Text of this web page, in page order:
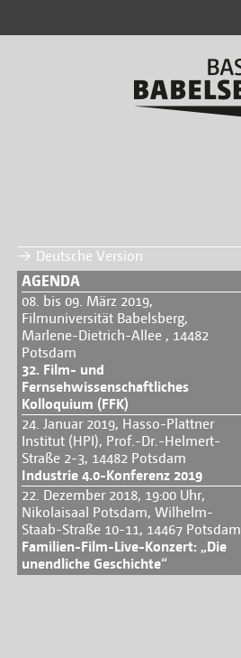
Deutsche Version
AGENDA
08. bis 09. März 2019,
Filmuniversität Babelsberg,
Marlene-Dietrich-Allee , 14482
Potsdam
32. Film- und
Fernsehwissenschaftliches
Kolloquium (FFK)
24. Januar 2019, Hasso-Plattner
Institut (HPI), Prof.-Dr.-Helmert-
Straße 2-3, 14482 Potsdam
Industrie 4.0-Konferenz 2019
22. Dezember 2018, 19:00 Uhr,
Nikolaisaal Potsdam, Wilhelm-
Staab-Straße 10-11, 14467 Potsdam
Familien-Film-Live-Konzert: „Die
unendliche Geschichte“